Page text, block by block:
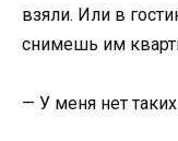
взяли. Или в
снимешь им
— У меня нет